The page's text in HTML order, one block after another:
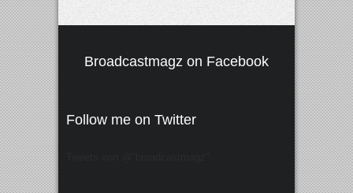
Broadcastmagz on Facebook
Follow me on Twitter